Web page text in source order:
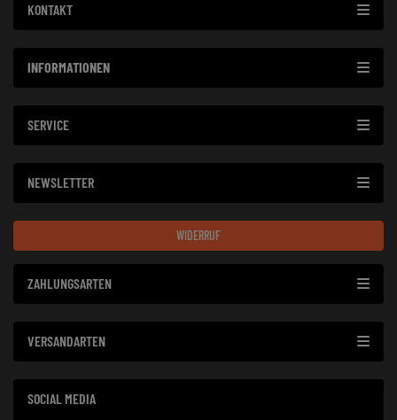
KONTAKT
INFORMATIONEN
SERVICE
NEWSLETTER
WIDERRUF
ZAHLUNGSARTEN
VERSANDARTEN
SOCIAL MEDIA